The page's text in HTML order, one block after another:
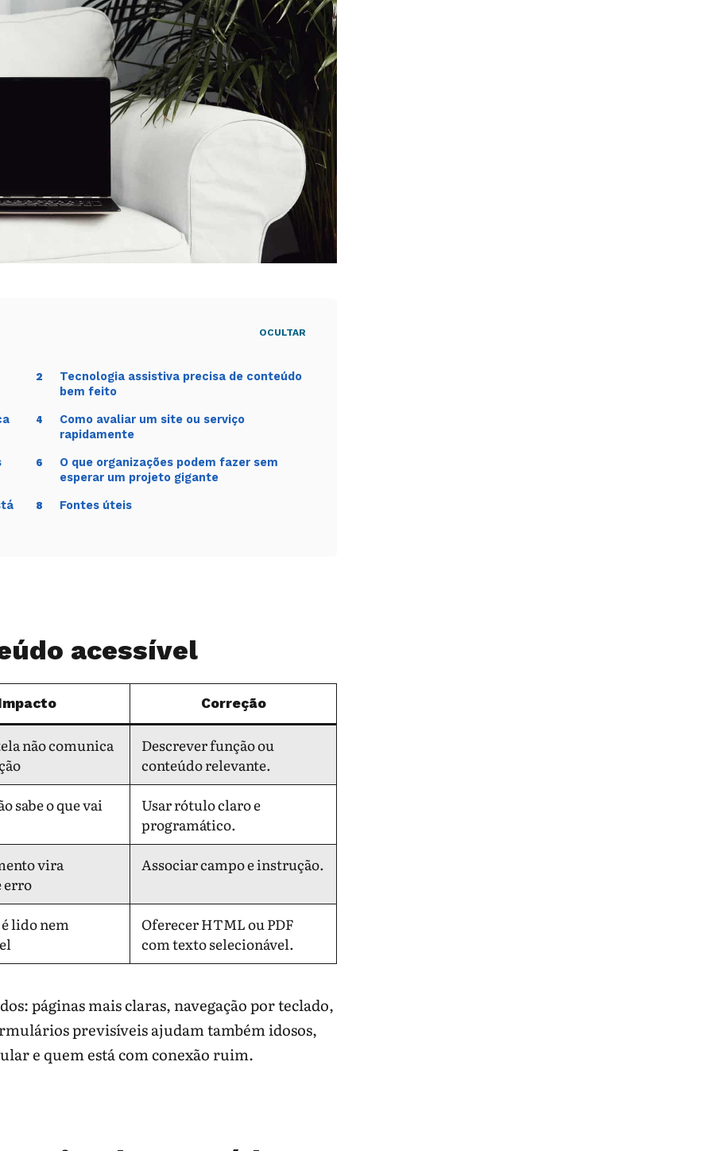
Por que ajuda
Evita conteúdo invisível ao
leitor de tela.
Facilita navegação por lista de
Permite completar tarefas sem
adivinhar.
Enter, Escape e foco visível.
OCULTAR
2
Tecnologia assistiva precisa de conteúdo
bem feito
4
Como avaliar um site ou serviço
rapidamente
6
O que organizações podem fazer sem
esperar um projeto gigante
8 Fontes úteis
acessível
Correção
não comunica
Descrever função ou
conteúdo relevante.
sabe o que vai
Usar rótulo claro e
programático.
vira
erro
Associar campo e instrução.
lido nem
Oferecer HTML ou PDF
com texto selecionável.
páginas mais claras, navegação por teclado,
previsíveis ajudam também idosos,
e quem está com conexão ruim.